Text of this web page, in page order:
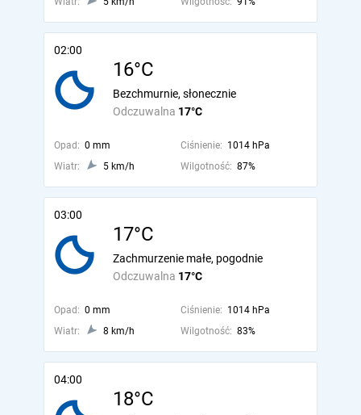
02:00
16°C
Odczuwalna 17°C
Bezchmurnie, słonecznie
Opad: 0 mm Ciśnienie: 1014 hPa
Wiatr:
5 km/h Wilgotność: 87%
03:00
17°C
Odczuwalna 17°C
Zachmurzenie małe, pogodnie
Opad: 0 mm Ciśnienie: 1014 hPa
Wiatr:
8 km/h Wilgotność: 83%
04:00
18°C